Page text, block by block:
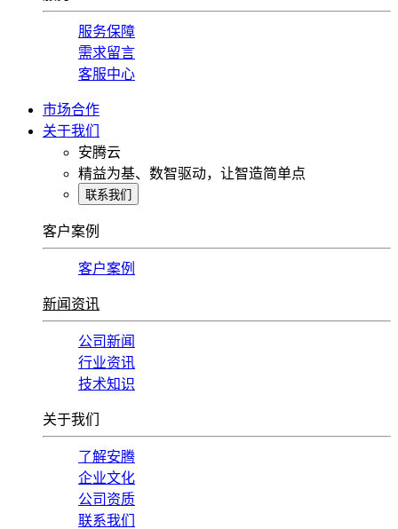
服务保障
需求留言
客服中心
市场合作
关于我们
安腾云
精益为基、数智驱动，让智造简单点
联系我们
客户案例
客户案例
新闻资讯
公司新闻
行业资讯
技术知识
关于我们
了解安腾
企业文化
公司资质
联系我们